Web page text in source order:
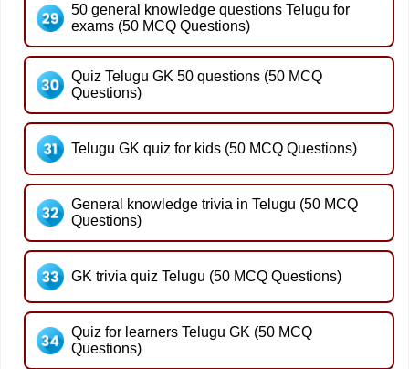
50 general knowledge questions Telugu for
exams (50 MCQ Questions)
Quiz Telugu GK 50 questions (50 MCQ
Questions)
Telugu GK quiz for kids (50 MCQ Questions)
General knowledge trivia in Telugu (50 MCQ
Questions)
GK trivia quiz Telugu (50 MCQ Questions)
Quiz for learners Telugu GK (50 MCQ
Questions)